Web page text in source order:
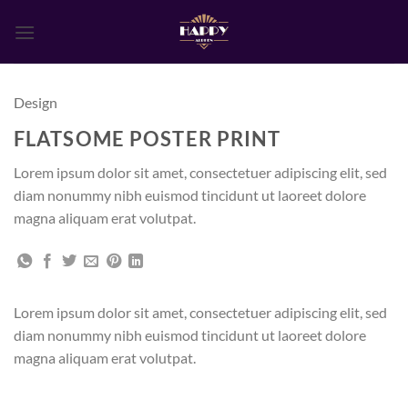
naar
Design
FLATSOME POSTER PRINT
Lorem ipsum dolor sit amet, consectetuer adipiscing elit, sed
diam nonummy nibh euismod tincidunt ut laoreet dolore
magna aliquam erat volutpat.
Lorem ipsum dolor sit amet, consectetuer adipiscing elit, sed
diam nonummy nibh euismod tincidunt ut laoreet dolore
magna aliquam erat volutpat.